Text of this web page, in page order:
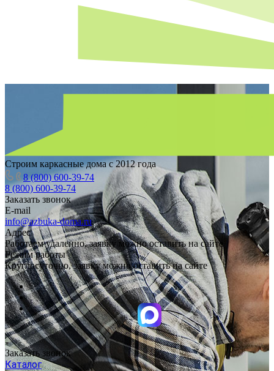
Строим каркасные дома с 2012 года
8 (800) 600-39-74
8 (800) 600-39-74
Заказать звонок
E-mail
info@azbuka-doma.ru
Адрес
Работаем удаленно, заявку можно оставить на сайте
Режим работы
Круглосуточно, заявку можно оставить на сайте
Заказать звонок
Каталог